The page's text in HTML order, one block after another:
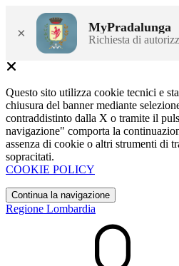
× MyPradalunga
Richiesta di
Questo sito utilizza cookie tecnici e
chiusura del banner mediante
contraddistinto dalla X o tramite il
navigazione" comporta la
assenza di cookie o altri strumenti di
sopracitati.
COOKIE POLICY
Continua la navigazione
Regione Lombardia